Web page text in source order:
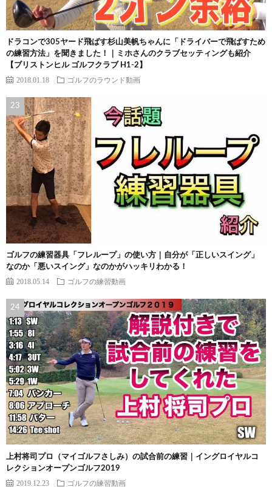
ドラコンで305ヤード飛ばす杉山美帆ちゃんに「ドライバーで飛ばすため
の練習方法」を聞きました！｜ミホさんのクラブセッティングも紹介
【ブリストンヒル ゴルフクラブ H1-2】
2018.01.18 ゴルフのラウンド動画
ゴルフの練習器具「フレループ」の使い方｜自分が「正しいスイング」
なのか「悪いスイング」なのかがハッキリわかる！
2018.05.14 ゴルフの練習動画
上村将司プロ（マイゴルフさしみ）の試合前の練習｜イングロイヤルコ
レクションオープンゴルフ2019
2019.12.23 ゴルフの練習動画